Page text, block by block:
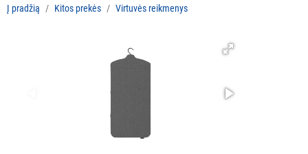
Į pradžią Kitos prekės Virtuvės reikmenys